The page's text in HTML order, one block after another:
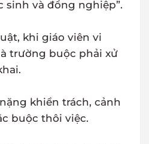
sinh và đồng nghiệp”.
khi giáo viên vi
trường buộc phải xử
khiển trách, cảnh
buộc thôi việc.